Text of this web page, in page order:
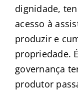
dignidade,
acesso à
produzir e
propriedade.
governança
produtor